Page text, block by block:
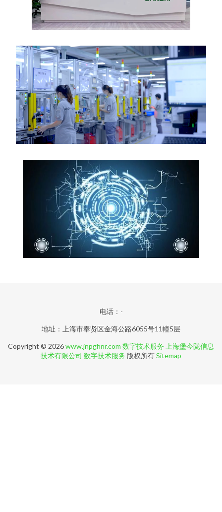
电话：-
地址：上海市奉贤区金海公路6055号11幢5层
Copyright © 2026www.jnpghnr.com 数字技术服务 上海堡今陇信息
技术有限公司 数字技术服务 版权所有Sitemap